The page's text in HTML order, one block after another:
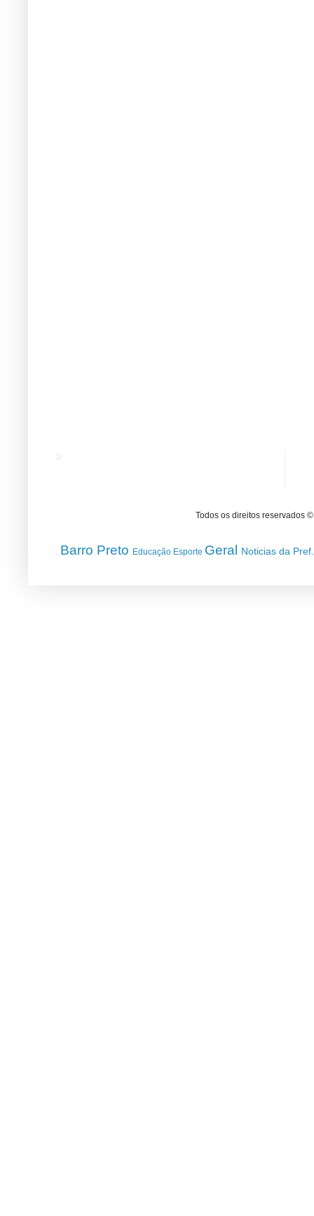
Todos os direitos reservados
Barro Preto Educação Esporte Geral Noticias da